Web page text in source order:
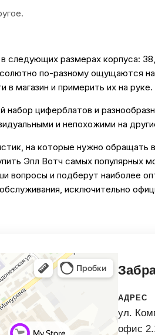
следующих размерах корпуса:
по-разному ощущаются
магазин и примерить их на руке.
циферблатов и
и непохожими на
на которые нужно
Эпл Вотч самых
вопросы и подберут наиболее
исключительно
АДРЕС
ул.
офис